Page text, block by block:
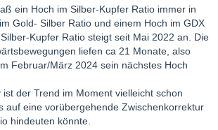
ein Hoch im Silber-Kupfer Ratio immer in
Gold- Silber Ratio und einem Hoch im GDX
Kupfer Ratio steigt seit Mai 2022 an. Die
liefen ca 21 Monate, also
Februar/März 2024 sein nächstes Hoch
ist der Trend im Moment vielleicht schon
auf eine vorübergehende Zwischenkorrektur
hindeuten könnte.